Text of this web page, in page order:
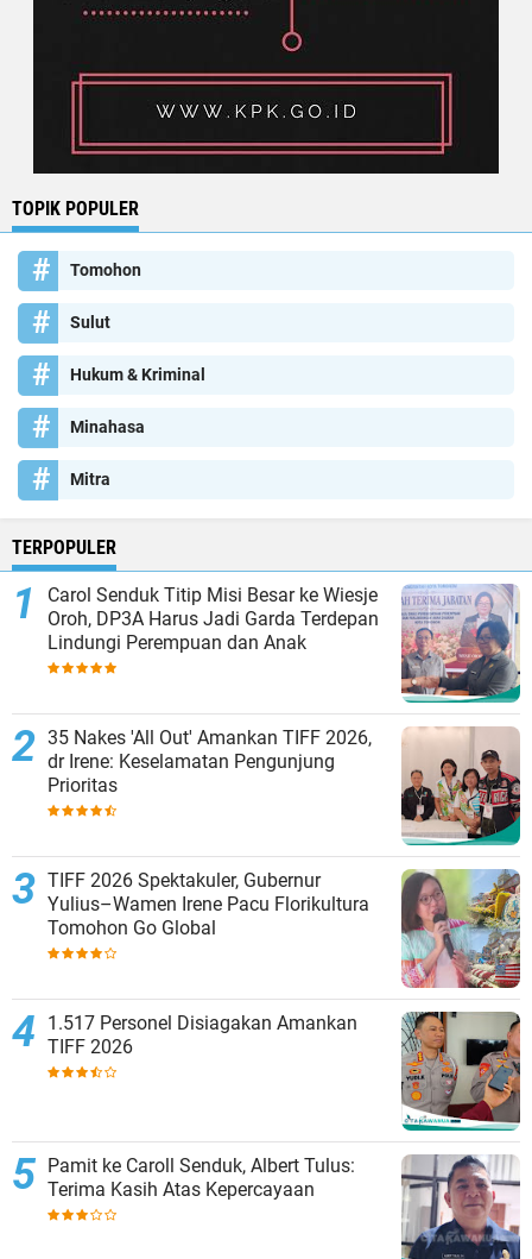
TOPIK POPULER
Tomohon
Sulut
Hukum & Kriminal
Minahasa
Mitra
TERPOPULER
Carol Senduk Titip Misi Besar ke Wiesje
Oroh, DP3A Harus Jadi Garda Terdepan
Lindungi Perempuan dan Anak
35 Nakes 'All Out' Amankan TIFF 2026,
dr Irene: Keselamatan Pengunjung
Prioritas
TIFF 2026 Spektakuler, Gubernur
Yulius–Wamen Irene Pacu Florikultura
Tomohon Go Global
1.517 Personel Disiagakan Amankan
TIFF 2026
Pamit ke Caroll Senduk, Albert Tulus:
Terima Kasih Atas Kepercayaan